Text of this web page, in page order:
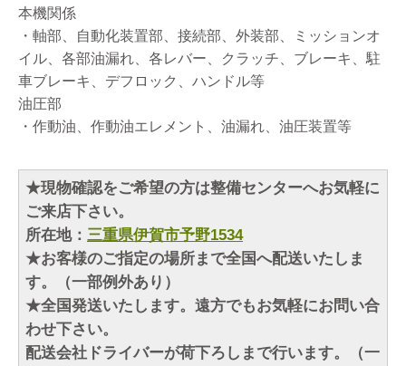
本機関係
・軸部、自動化装置部、接続部、外装部、ミッションオ
イル、各部油漏れ、各レバー、クラッチ、ブレーキ、駐
車ブレーキ、デフロック、ハンドル等
油圧部
・作動油、作動油エレメント、油漏れ、油圧装置等
★現物確認をご希望の方は整備センターへお気軽に
ご来店下さい。
所在地： 三重県伊賀市予野1534
★お客様のご指定の場所まで全国へ配送いたしま
す。（一部例外あり）
★全国発送いたします。遠方でもお気軽にお問い合
わせ下さい。
配送会社ドライバーが荷下ろしまで行います。（一